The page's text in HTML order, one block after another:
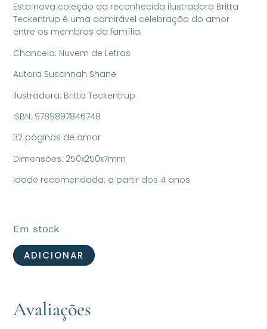
Esta nova coleção da reconhecida ilustradora Britta
Teckentrup é uma admirável celebração do amor
entre os membros da família.
Chancela: Nuvem de Letras
Autora Susannah Shane
Ilustradora: Britta Teckentrup
ISBN: 9789897846748
32 páginas de amor
Dimensões: 250x250x7mm
Idade recomendada: a partir dos 4 anos
Em stock
ADICIONAR
Avaliações